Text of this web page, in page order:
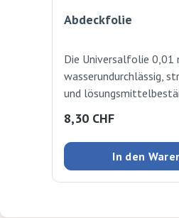
Abdeckfolie
Die Universalfolie 0,01
wasserundurchlässig,
und
Regulärer Preis:
8,30 CHF
In den